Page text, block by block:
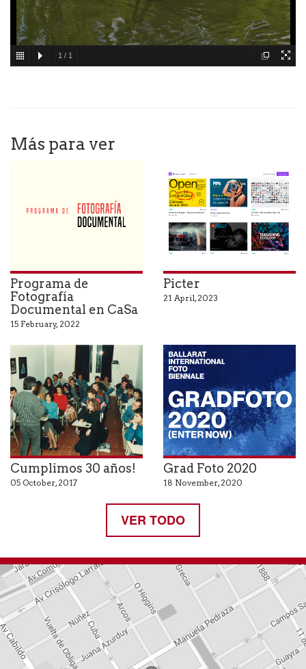
1 / 1
Más para ver
Programa de
Fotografía
Documental en CaSa
15 February, 2022
Picter
21 April, 2023
Cumplimos 30 años!
05 October, 2017
Grad Foto 2020
18 November, 2020
VER TODO